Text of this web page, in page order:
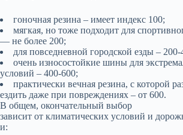
гоночная резина – имеет индекс 100;
мягкая, но тоже подходит для
— не более 200;
для повседневной городской езды – 200-
очень износостойкие шины для
условий – 400-600;
практически вечная резина, с которой
ездить даже при повреждениях – от 600.
В общем, окончательный выбор
зависит от климатических условий и
и: